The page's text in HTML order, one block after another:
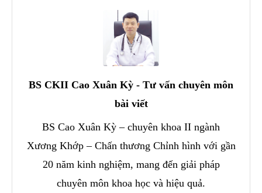
BS CKII Cao Xuân Kỳ - Tư vấn chuyên môn
bài viết
BS Cao Xuân Kỳ – chuyên khoa II ngành
Xương Khớp – Chấn thương Chỉnh hình với gần
20 năm kinh nghiệm, mang đến giải pháp
chuyên môn khoa học và hiệu quả.